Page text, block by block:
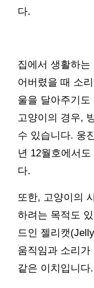
다.
집에서 생활하
어버렸을 때 소
울을 달아주기
고양이의 경우,
수 있습니다. 웅
년 12월호에서
다.
또한, 고양이의
하려는 목적도
드인 젤리캣
움직임과 소리
같은 이치입니다.